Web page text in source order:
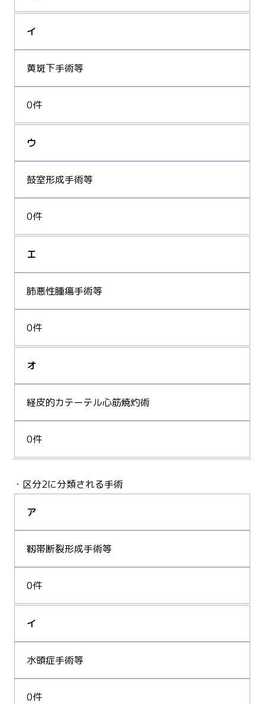
イ
黄斑下手術等
0件
ウ
鼓室形成手術等
0件
エ
肺悪性腫瘍手術等
0件
オ
経皮的カテーテル心筋焼灼術
0件
・区分2に分類される手術
ア
靱帯断裂形成手術等
0件
イ
水頭症手術等
0件